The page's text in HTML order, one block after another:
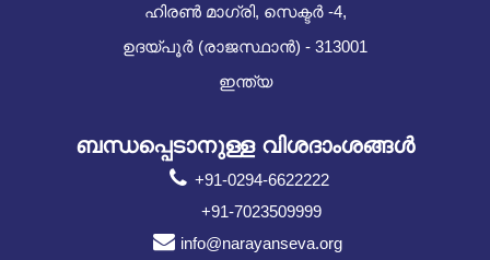
ഹിരൺ മാഗ്രി, സെക്ടർ -4,
ഉദയ്പൂർ (രാജസ്ഥാൻ) - 313001
ഇന്ത്യ
ബന്ധപ്പെടാനുള്ള വിശദാംശങ്ങൾ
+91-0294-6622222
+91-7023509999
info@narayanseva.org